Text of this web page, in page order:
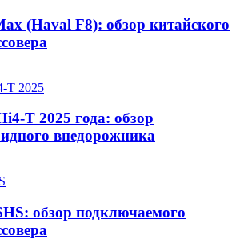
(Haval F8): обзор китайского
T 2025 года: обзор
внедорожника
обзор подключаемого